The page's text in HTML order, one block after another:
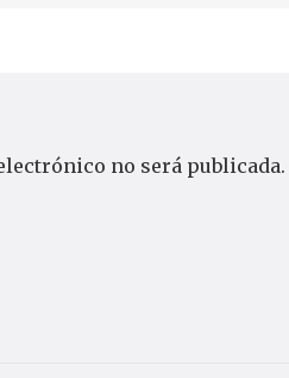
no será publicada.